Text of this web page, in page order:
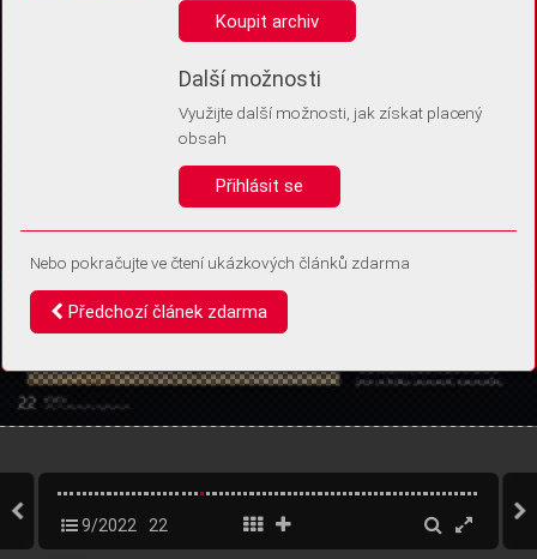
Anonymní unikátní ID
Díky němu příště poznáme, že se jedná o stejné zařízení, a
Identifikátor je zcela anonymní.
Vaše souhlasy a odmítnutí si ukládáme do vašeho zařízení, abychom se
vás už příště znovu neptali. Můžete je kdykoli později upravit ve Správě
9/2022 22
Koupit archiv
Další možnosti
Využijte další možnosti, jak získat placený
obsah
Přihlásit se
Nebo pokračujte ve čtení ukázkových článků zdarma
Předchozí článek zdarma